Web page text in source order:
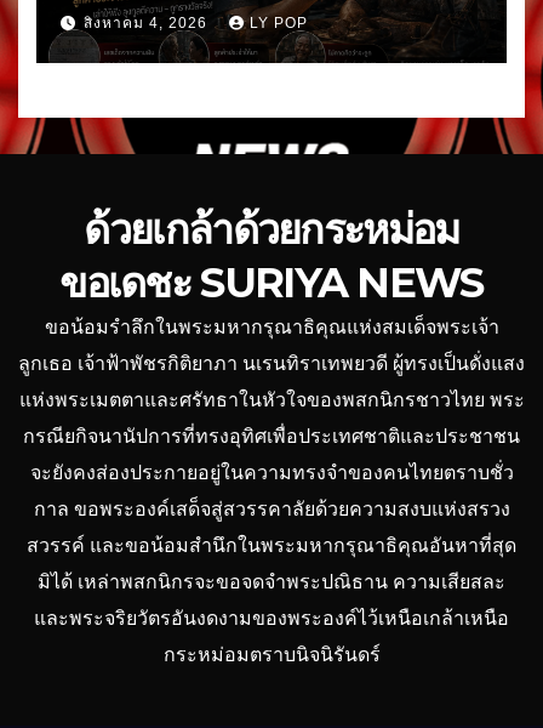
สิงหาคม 4, 2026 LY POP
ด้วยเกล้าด้วยกระหม่อม
ขอเดชะ SURIYA NEWS
ขอน้อมรำลึกในพระมหากรุณาธิคุณแห่งสมเด็จพระเจ้า
ลูกเธอ เจ้าฟ้าพัชรกิติยาภา นเรนทิราเทพยวดี ผู้ทรงเป็นดั่งแสง
แห่งพระเมตตาและศรัทธาในหัวใจของพสกนิกรชาวไทย พระ
กรณียกิจนานัปการที่ทรงอุทิศเพื่อประเทศชาติและประชาชน
จะยังคงส่องประกายอยู่ในความทรงจำของคนไทยตราบชั่ว
กาล ขอพระองค์เสด็จสู่สวรรคาลัยด้วยความสงบแห่งสรวง
สวรรค์ และขอน้อมสำนึกในพระมหากรุณาธิคุณอันหาที่สุด
มิได้ เหล่าพสกนิกรจะขอจดจำพระปณิธาน ความเสียสละ
และพระจริยวัตรอันงดงามของพระองค์ไว้เหนือเกล้าเหนือ
กระหม่อมตราบนิจนิรันดร์